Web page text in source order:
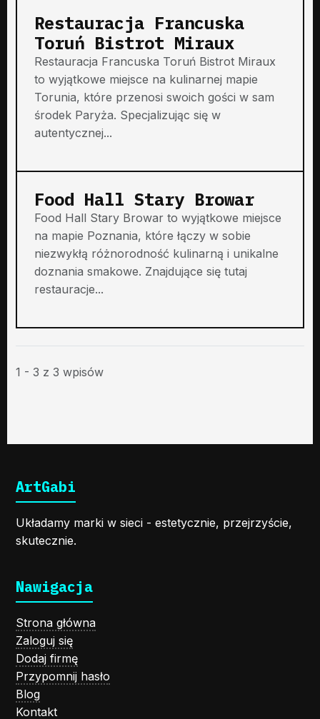
Restauracja Francuska
Toruń Bistrot Miraux
Restauracja Francuska Toruń Bistrot Miraux
to wyjątkowe miejsce na kulinarnej mapie
Torunia, które przenosi swoich gości w sam
środek Paryża. Specjalizując się w
autentycznej...
Food Hall Stary Browar
Food Hall Stary Browar to wyjątkowe miejsce
na mapie Poznania, które łączy w sobie
niezwykłą różnorodność kulinarną i unikalne
doznania smakowe. Znajdujące się tutaj
restauracje...
1 - 3 z 3 wpisów
ArtGabi
Układamy marki w sieci - estetycznie, przejrzyście,
skutecznie.
Nawigacja
Strona główna
Zaloguj się
Dodaj firmę
Przypomnij hasło
Blog
Kontakt